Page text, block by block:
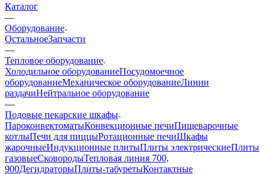
Каталог
—
Оборудование
ОстальноеЗапчасти
—
Тепловое оборудование
Холодильное оборудованиеПосудомоечное
оборудованиеМеханическое оборудованиеЛинии
раздачиНейтральное оборудование
—
Подовые пекарские шкафы
ПароконвектоматыКонвекционные печиПищеварочные
котлыПечи для пиццыРотационные печиШкафы
жарочныеИндукционные плитыПлиты электрическиеПлиты
газовыеСковородыТепловая линия 700,
900ДегидраторыПлиты-табуретыКонтактные